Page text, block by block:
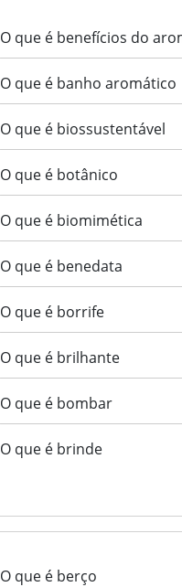
O que é benefícios do
O que é banho aromático
O que é biossustentável
O que é botânico
O que é biomimética
O que é benedata
O que é borrife
O que é brilhante
O que é bombar
O que é brinde
O que é berço